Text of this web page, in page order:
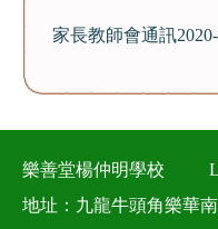
家長教師會通訊2020-
樂善堂楊仲明學校
地址：九龍牛頭角樂華